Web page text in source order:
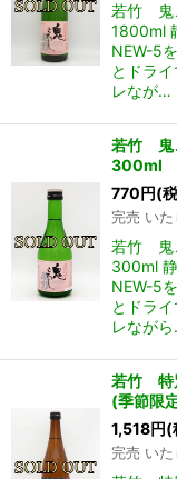
若竹 鬼
1800ml
NEW-5
とドラ
レなが…
若竹 鬼
300ml
770円(
完売 い
若竹 鬼
300ml
NEW-5
とドラ
レなが
若竹 特
(季節限
1,518円(
完売 い